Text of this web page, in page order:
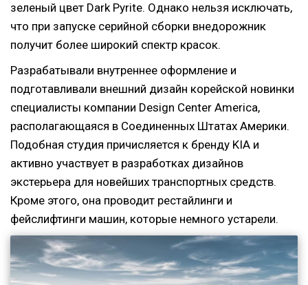
зеленый цвет Dark Pyrite. Однако нельзя исключать,
что при запуске серийной сборки внедорожник
получит более широкий спектр красок.
Разрабатывали внутреннее оформление и
подготавливали внешний дизайн корейской новинки
специалисты компании Design Center America,
располагающаяся в Соединенных Штатах Америки.
Подобная студия причисляется к бренду KIA и
активно участвует в разработках дизайнов
экстерьера для новейших транспортных средств.
Кроме этого, она проводит рестайлинги и
фейслифтинги машин, которые немного устарели.